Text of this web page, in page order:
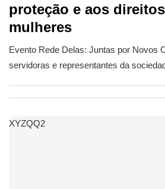
proteção e aos
mulheres
Evento Rede Delas: Juntas por Novos
servidoras e representantes da
XYZQQ2